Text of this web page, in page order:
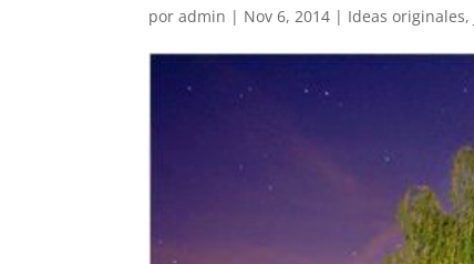
poradmin | Nov 6, 2014 | Ideas originales,